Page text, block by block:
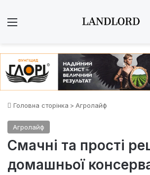
Головна сторінка > Агролайф
Агролайф
Смачні та прості
домашньої